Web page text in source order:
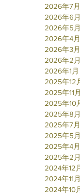
2026年7月
2026年6月
2026年5月
2026年4月
2026年3月
2026年2月
2026年1月
2025年12
2025年11月
2025年10
2025年8月
2025年7月
2025年5月
2025年4月
2025年2月
2024年12
2024年11月
2024年10